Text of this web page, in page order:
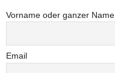
Vorname oder ganzer Name
Email